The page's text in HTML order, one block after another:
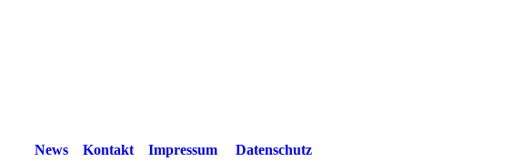
News Kontakt Impressum Datenschutz